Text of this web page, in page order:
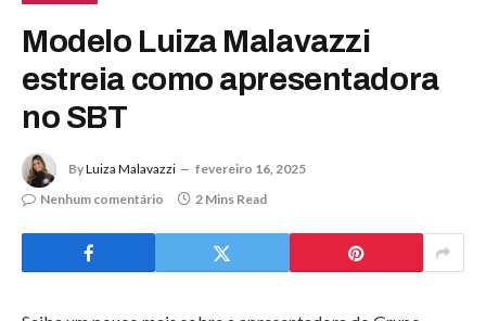
Modelo Luiza Malavazzi
estreia como apresentadora
no SBT
ByLuiza Malavazzi
fevereiro 16, 2025
Nenhum comentário
2 Mins Read